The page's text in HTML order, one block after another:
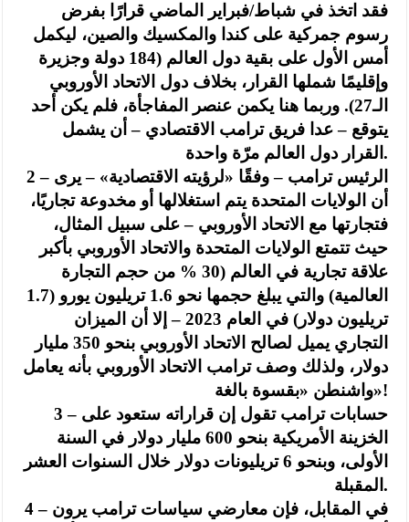
فقد اتخذ في شباط/فبراير الماضي قرارًا بفرض
رسوم جمركية على كندا والمكسيك والصين، ليكمل
أمس الأول على بقية دول العالم (184 دولة وجزيرة
وإقليمًا شملها القرار، بخلاف دول الاتحاد الأوروبي
الـ27). وربما هنا يكمن عنصر المفاجأة، فلم يكن أحد
يتوقع – عدا فريق ترامب الاقتصادي – أن يشمل
القرار دول العالم مرّة واحدة.
2 – الرئيس ترامب – وفقًا «لرؤيته الاقتصادية» – يرى
أن الولايات المتحدة يتم استغلالها أو مخدوعة تجاريًا،
فتجارتها مع الاتحاد الأوروبي – على سبيل المثال،
حيث تتمتع الولايات المتحدة والاتحاد الأوروبي بأكبر
علاقة تجارية في العالم (30 % من حجم التجارة
العالمية) والتي يبلغ حجمها نحو 1.6 تريليون يورو (1.7
تريليون دولار) في العام 2023 – إلا أن الميزان
التجاري يميل لصالح الاتحاد الأوروبي بنحو 350 مليار
دولار، ولذلك وصف ترامب الاتحاد الأوروبي بأنه يعامل
واشنطن «بقسوة بالغة»!
3 – حسابات ترامب تقول إن قراراته ستعود على
الخزينة الأمريكية بنحو 600 مليار دولار في السنة
الأولى، وبنحو 6 تريليونات دولار خلال السنوات العشر
المقبلة.
4 – في المقابل، فإن معارضي سياسات ترامب يرون